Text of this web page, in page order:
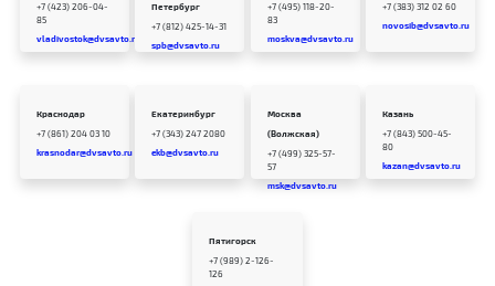
+7 (423) 206-04-
85
vladivostok@dvsavto.ru
Петербург
+7 (812) 425-14-31
spb@dvsavto.ru
+7 (495) 118-20-
83
moskva@dvsavto.ru
+7 (383) 312 02 60
novosib@dvsavto.ru
Краснодар
+7 (861) 204 03 10
krasnodar@dvsavto.ru
Екатеринбург
+7 (343) 247 2080
ekb@dvsavto.ru
Москва
(Волжская)
+7 (499) 325-57-
57
msk@dvsavto.ru
Казань
+7 (843) 500-45-
80
kazan@dvsavto.ru
Пятигорск
+7 (989) 2-126-
126